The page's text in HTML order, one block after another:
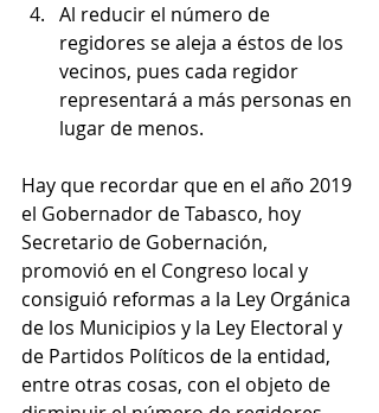
Al reducir el número de
regidores se aleja a éstos de los
vecinos, pues cada regidor
representará a más personas en
lugar de menos.
Hay que recordar que en el año 2019
el Gobernador de Tabasco, hoy
Secretario de Gobernación,
promovió en el Congreso local y
consiguió reformas a la Ley Orgánica
de los Municipios y la Ley Electoral y
de Partidos Políticos de la entidad,
entre otras cosas, con el objeto de